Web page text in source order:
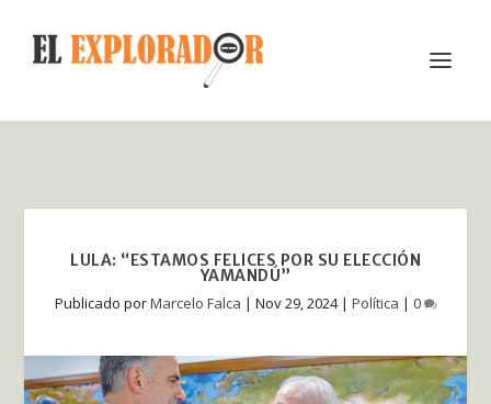
LULA: “ESTAMOS FELICES POR SU ELECCIÓN
YAMANDÚ”
Publicado porMarcelo Falca | Nov 29, 2024| Política | 0